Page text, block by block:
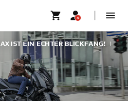
IST EIN ECHTER BLICKFANG! |